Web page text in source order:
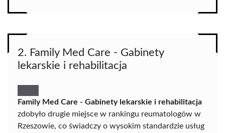
2. Family Med Care - Gabinety
lekarskie i rehabilitacja
Family Med Care - Gabinety lekarskie i rehabilitacja
zdobyło drugie miejsce w rankingu reumatologów w
Rzeszowie, co świadczy o wysokim standardzie usług